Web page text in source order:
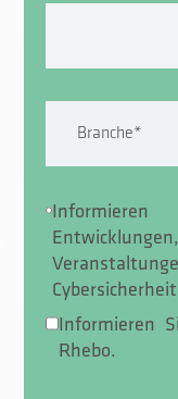
Informieren
Rhebo.